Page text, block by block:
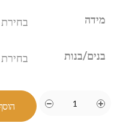
מידה
בנים/בנות